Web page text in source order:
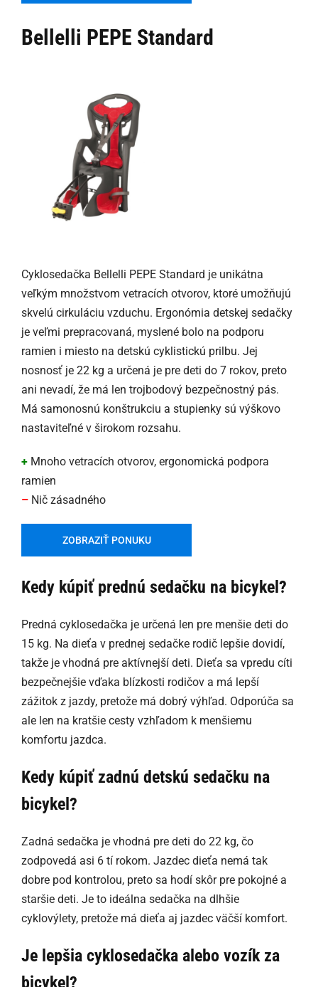
Bellelli PEPE Standard
Cyklosedačka Bellelli PEPE Standard je unikátna
veľkým množstvom vetracích otvorov, ktoré umožňujú
skvelú cirkuláciu vzduchu. Ergonómia detskej sedačky
je veľmi prepracovaná, myslené bolo na podporu
ramien i miesto na detskú cyklistickú prilbu. Jej
nosnosť je 22 kg a určená je pre deti do 7 rokov, preto
ani nevadí, že má len trojbodový bezpečnostný pás.
Má samonosnú konštrukciu a stupienky sú výškovo
nastaviteľné v širokom rozsahu.
+ Mnoho vetracích otvorov, ergonomická podpora
ramien
– Nič zásadného
ZOBRAZIŤ PONUKU
Kedy kúpiť prednú sedačku na bicykel?
Predná cyklosedačka je určená len pre menšie deti do
15 kg. Na dieťa v prednej sedačke rodič lepšie dovidí,
takže je vhodná pre aktívnejší deti. Dieťa sa vpredu cíti
bezpečnejšie vďaka blízkosti rodičov a má lepší
zážitok z jazdy, pretože má dobrý výhľad. Odporúča sa
ale len na kratšie cesty vzhľadom k menšiemu
komfortu jazdca.
Kedy kúpiť zadnú detskú sedačku na
bicykel?
Zadná sedačka je vhodná pre deti do 22 kg, čo
zodpovedá asi 6 tí rokom. Jazdec dieťa nemá tak
dobre pod kontrolou, preto sa hodí skôr pre pokojné a
staršie deti. Je to ideálna sedačka na dlhšie
cyklovýlety, pretože má dieťa aj jazdec väčší komfort.
Je lepšia cyklosedačka alebo vozík za
bicykel?